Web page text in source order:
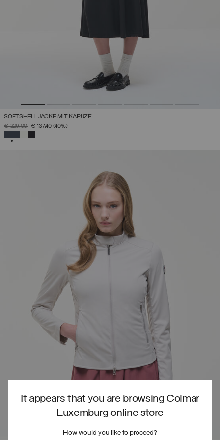
It appears that you are browsing Colmar
Luxemburg online store
How would you like to proceed?
SOFTSHELLJACKE MIT KAPUZE
PREIS REDUZIERT VON
€ 229,00AUF
€ 137,40 (40%)